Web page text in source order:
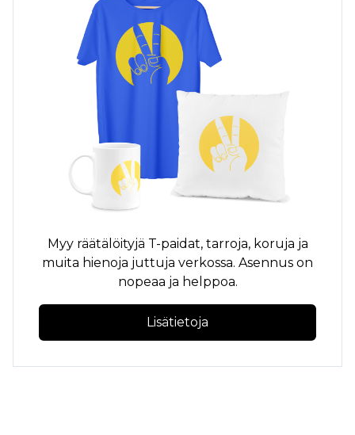
Myy räätälöityjä T-paidat,tarroja, koruja ja
muita hienoja juttuja verkossa. Asennus on
nopeaa ja helppoa.
Lisätietoja